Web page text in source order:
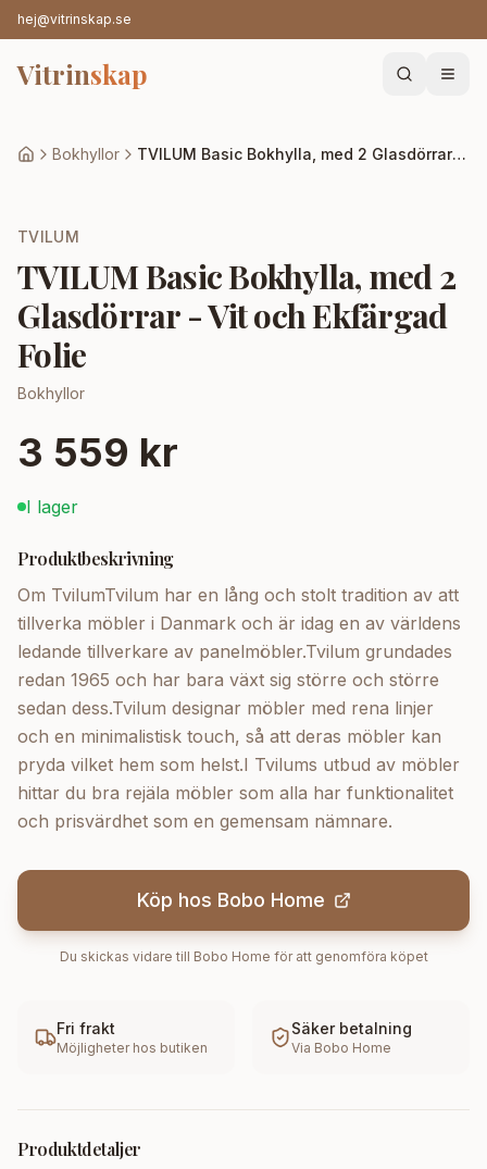
hej@vitrinskap.se
Vitrinskap
Bokhyllor TVILUM Basic Bokhylla, med 2 Glasdörrar - Vit och Ekfärgad Folie
TVILUM
TVILUM Basic Bokhylla, med 2
Glasdörrar - Vit och Ekfärgad
Folie
Bokhyllor
3 559 kr
I lager
Produktbeskrivning
Om TvilumTvilum har en lång och stolt tradition av att
tillverka möbler i Danmark och är idag en av världens
ledande tillverkare av panelmöbler.Tvilum grundades
redan 1965 och har bara växt sig större och större
sedan dess.Tvilum designar möbler med rena linjer
och en minimalistisk touch, så att deras möbler kan
pryda vilket hem som helst.I Tvilums utbud av möbler
hittar du bra rejäla möbler som alla har funktionalitet
och prisvärdhet som en gemensam nämnare.
Köp hos Bobo Home
Du skickas vidare till Bobo Home för att genomföra köpet
Fri frakt
Möjligheter hos butiken
Säker betalning
Via Bobo Home
Produktdetaljer